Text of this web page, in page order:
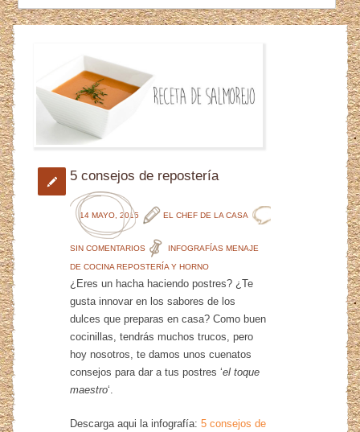
5 consejos de repostería
14 MAYO, 2015 EL CHEF DE LA CASA
SIN COMENTARIOS INFOGRAFÍAS MENAJE
DE COCINA REPOSTERÍA Y HORNO
¿Eres un hacha haciendo postres? ¿Te
gusta innovar en los sabores de los
dulces que preparas en casa? Como buen
cocinillas, tendrás muchos trucos, pero
hoy nosotros, te damos unos cuenatos
consejos para dar a tus postres ‘el toque
maestro‘.
Descarga aqui la infografía:5 consejos de